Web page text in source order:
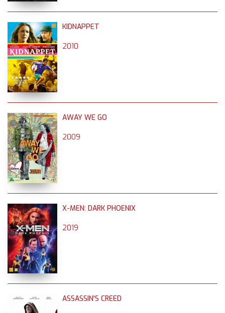
KIDNAPPET
2010
AWAY WE GO
2009
X-MEN: DARK PHOENIX
2019
ASSASSIN'S CREED